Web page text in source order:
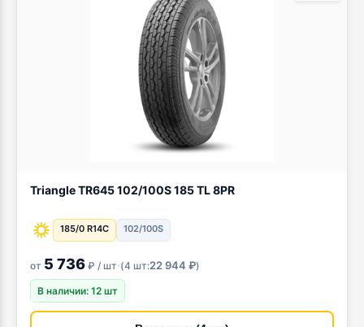
Triangle TR645 102/100S 185 TL 8PR
185/0 R14C 102/100S
от 5 736 ₽ / шт·(4 шт:22 944 ₽)
В наличии: 12 шт